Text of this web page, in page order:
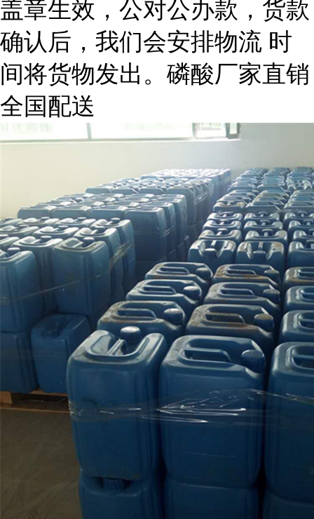
盖章生效，公对公办款，货款
确认后，我们会安排物流 时
间将货物发出。磷酸厂家直销
全国配送